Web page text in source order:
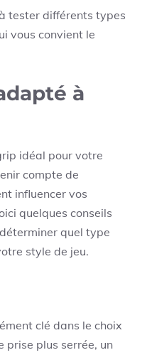
tester différents types
vous convient le
à
idéal pour votre
compte de
influencer vos
quelques conseils
quel type
style de jeu.
clé dans le choix
prise plus serrée, un